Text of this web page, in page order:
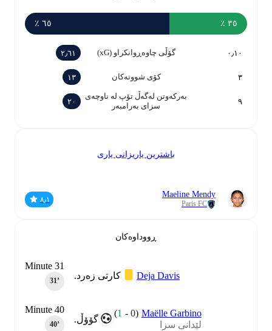
٣٥ ٪
گۆڵی چاوەڕوانکراو (xG) ٢٫٦١
کۆی شووتەکان
بەرکەوتن لەگەڵ تۆپ لە ناوچەی
سزای بەرامبەر
٢٠
باشترین یاریزانی یاری
Maeline Mendy
Paris FC
ڕووداوەکان
Minute 31
کارتی زەرد. Deja Davis
Minute 40
گۆۆڵ.
Maëlle Garbino
(
0
-
1
)
لێدانی سزا